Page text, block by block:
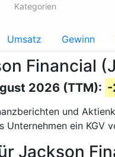
Kategorien
Umsatz Gewinn
Financial
2026 (TTM): -
und
Unternehmen ein KGV
Jackson